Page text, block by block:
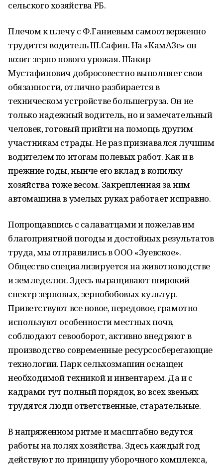
сельского хозяйства РБ.
Плечом к плечу с Ф.Ганиевым самоотверженно
трудится водитель Ш.Сафин. На «КамАЗе» он
возит зерно нового урожая. Шакир
Мустафинович добросовестно выполняет свои
обязанности, отлично разбирается в
техническом устройстве большегруза. Он не
только надежный водитель, но и замечательный
человек, готовый прийти на помощь другим
участникам страды. Не раз признавался лучшим
водителем по итогам полевых работ. Как и в
прежние годы, нынче его вклад в копилку
хозяйства тоже весом. Закрепленная за ним
автомашина в умелых руках работает исправно.
Попрощавшись с салаватцами и пожелав им
благоприятной погоды и достойных результатов
труда, мы отправились в ООО «Зуевское».
Общество специализируется на животноводстве
и земледелии. Здесь выращивают широкий
спектр зерновых, зернобобовых культур.
Приветствуют все новое, передовое, грамотно
используют особенности местных почв,
соблюдают севооборот, активно внедряют в
производство современные ресурсосберегающие
технологии. Парк сельхозмашин оснащен
необходимой техникой и инвентарем. Да и с
кадрами тут полный порядок, во всех звеньях
трудятся люди ответственные, старательные.
В напряженном ритме и масштабно ведутся
работы на полях хозяйства. Здесь каждый год
действуют по принципу уборочного комплекса,